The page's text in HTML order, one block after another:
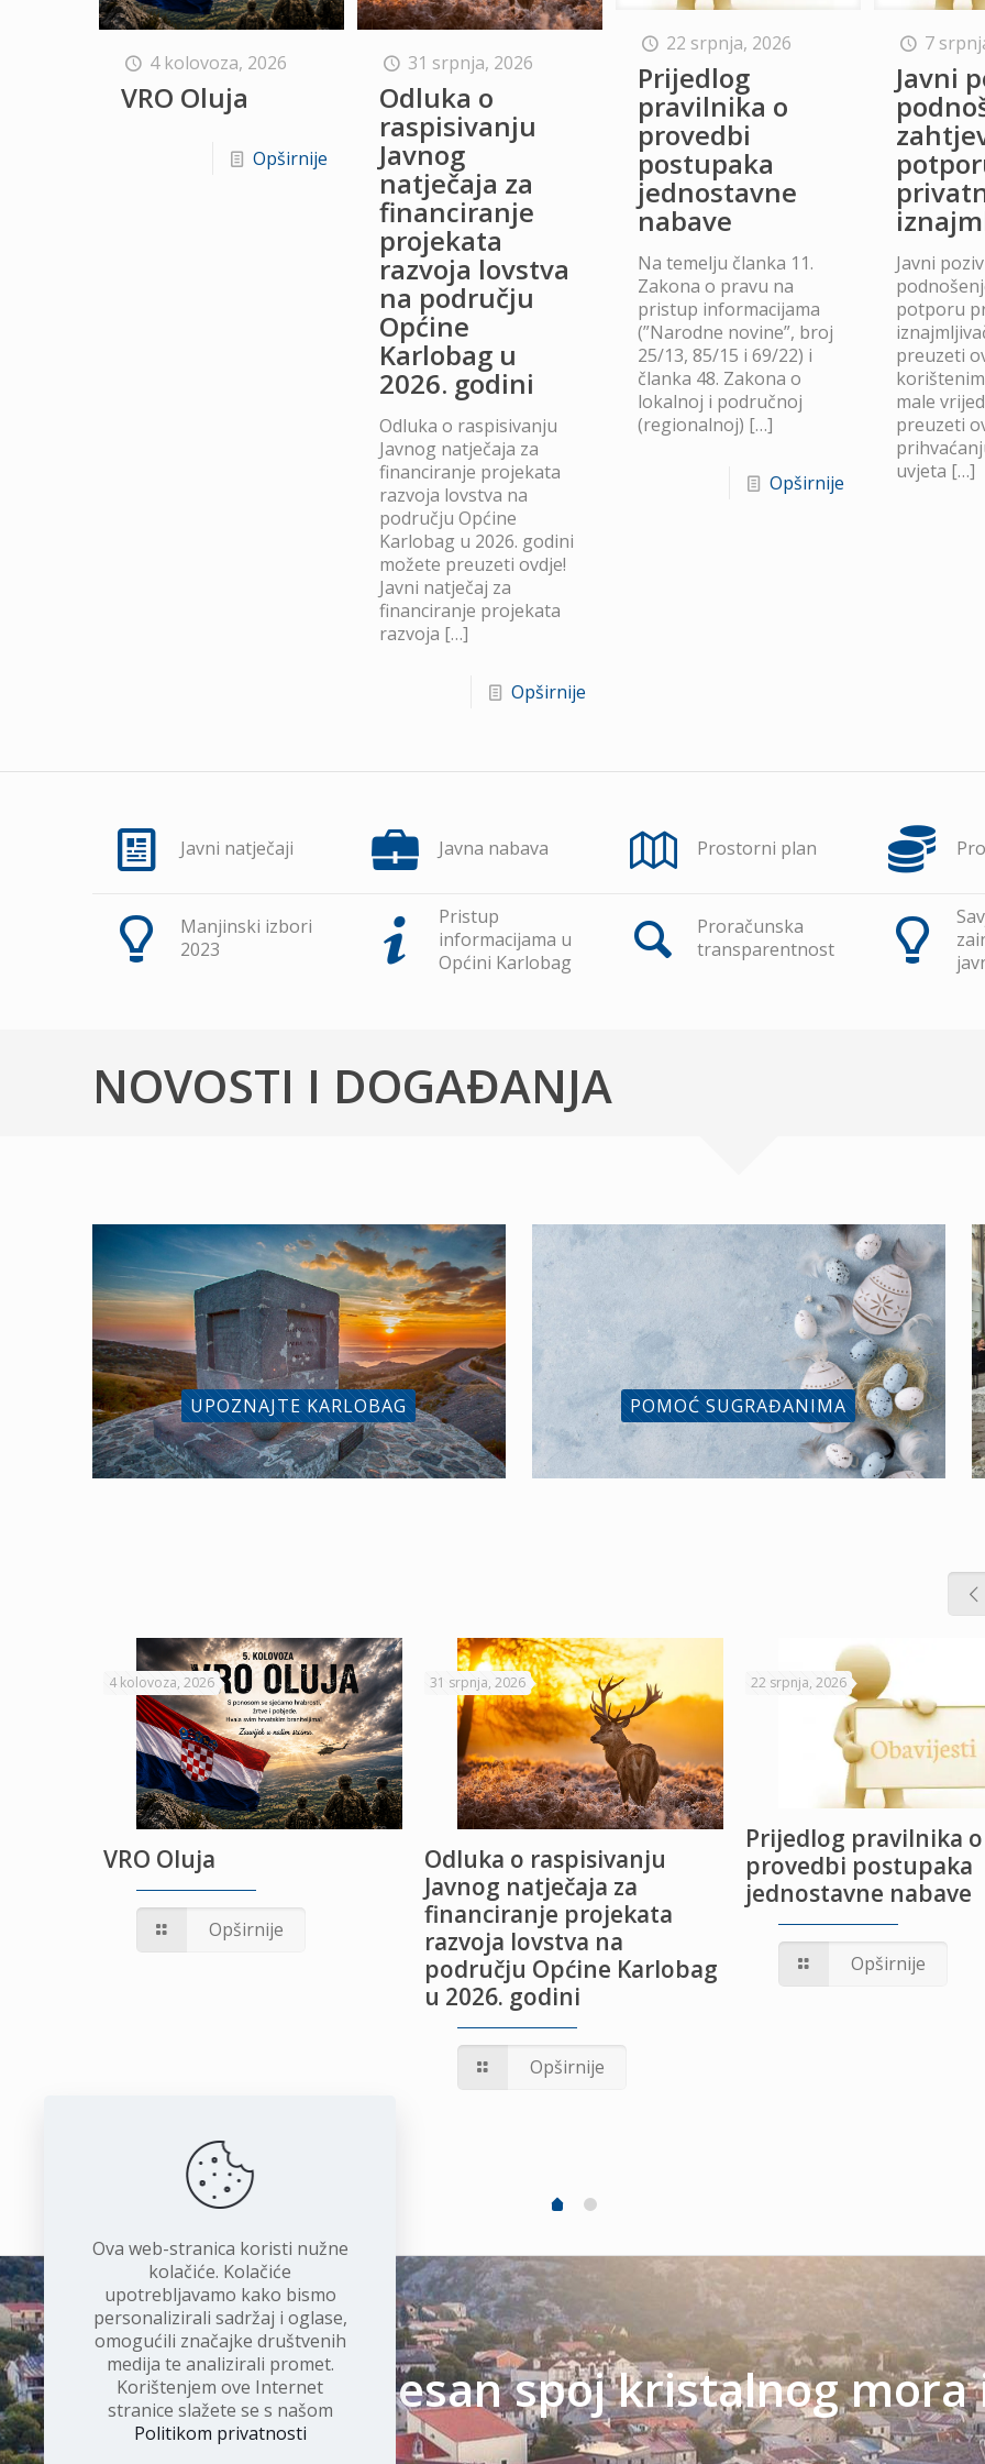
4 kolovoza, 2026
VRO Oluja
Opširnije
31 srpnja, 2026
Odluka o
raspisivanju
Javnog
natječaja za
financiranje
projekata
razvoja lovstva
na području
Općine
Karlobag u
2026. godini
Odluka o raspisivanju
Javnog natječaja za
financiranje projekata
razvoja lovstva na
području Općine
Karlobag u 2026. godini
možete preuzeti ovdje!
Javni natječaj za
financiranje projekata
razvoja […]
Opširnije
22 srpnja, 2026
Prijedlog
pravilnika o
provedbi
postupaka
jednostavne
nabave
Na temelju članka 11.
Zakona o pravu na
pristup informacijama
(”Narodne novine”, broj
25/13, 85/15 i 69/22) i
članka 48. Zakona o
lokalnoj i područnoj
(regionalnoj) […]
Opširnije
7
Javni
Javni
potporu
preuzeti
male
preuzeti
uvjeta […]
Javni natječaji Javna nabava Prostorni plan
Manjinski izbori
2023
Pristup
informacijama u
Općini Karlobag
Proračunska
transparentnost
NOVOSTI I DOGAĐANJA
UPOZNAJTE KARLOBAG POMOĆ SUGRAĐANIMA
4 kolovoza, 2026
VRO Oluja
Opširnije
31 srpnja, 2026
Odluka o raspisivanju
Javnog natječaja za
financiranje projekata
razvoja lovstva na
području Općine Karlobag
u 2026. godini
Opširnije
22 srpnja, 2026
Prijedlog pravilnika o
provedbi postupaka
jednostavne nabave
Opširnije
Čudesan spoj kristalnog
Ova web-stranica koristi nužne
kolačiće. Kolačiće
upotrebljavamo kako bismo
personalizirali sadržaj i oglase,
omogućili značajke društvenih
medija te analizirali promet.
Korištenjem ove Internet
stranice slažete se s našom
Politikom privatnosti